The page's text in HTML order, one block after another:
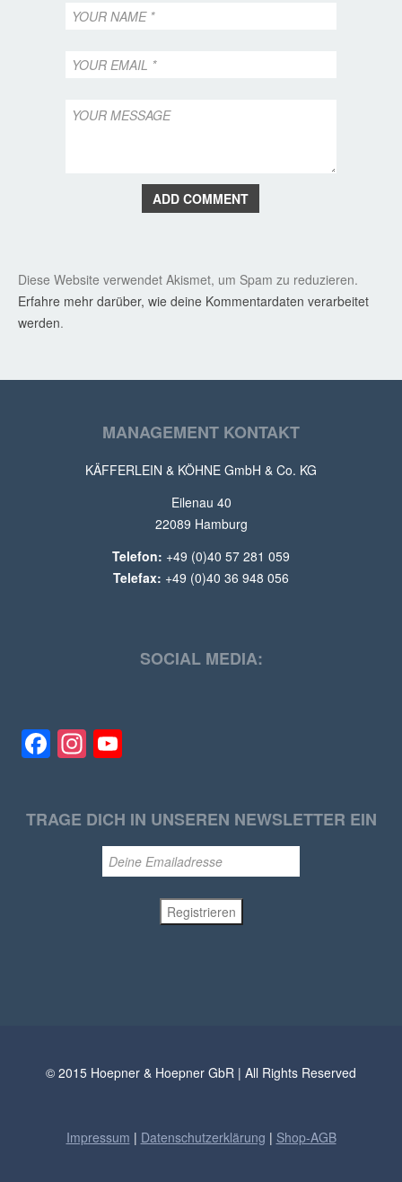
ADD COMMENT
Diese Website verwendet Akismet, um Spam zu reduzieren.
Erfahre mehr darüber, wie deine Kommentardaten verarbeitet
werden.
MANAGEMENT KONTAKT
KÄFFERLEIN & KÖHNE GmbH & Co. KG
Eilenau 40
22089 Hamburg
Telefon: +49 (0)40 57 281 059
Telefax: +49 (0)40 36 948 056
SOCIAL MEDIA:
Facebook
Instagram
TRAGE DICH IN UNSEREN NEWSLETTER EIN
© 2015 Hoepner & Hoepner GbR | All Rights Reserved
Impressum | Datenschutzerklärung | Shop-AGB